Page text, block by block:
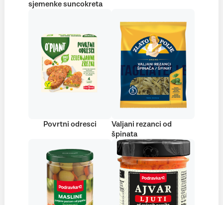
sjemenke suncokreta
Povrtni odresci
Valjani rezanci od
špinata